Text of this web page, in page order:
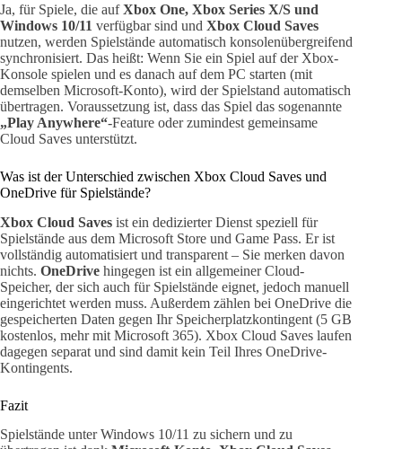
Ja, für Spiele, die aufXbox One, Xbox Series X/S und
Windows 10/11 verfügbar sind und Xbox Cloud Saves
nutzen, werden Spielstände automatisch konsolenübergreifend
synchronisiert. Das heißt: Wenn Sie ein Spiel auf der Xbox-
Konsole spielen und es danach auf dem PC starten (mit
demselben Microsoft-Konto), wird der Spielstand automatisch
übertragen. Voraussetzung ist, dass das Spiel das sogenannte
„Play Anywhere“-Feature oder zumindest gemeinsame
Cloud Saves unterstützt.
Was ist der Unterschied zwischen Xbox Cloud Saves und
OneDrive für Spielstände?
Xbox Cloud Saves ist ein dedizierter Dienst speziell für
Spielstände aus dem Microsoft Store und Game Pass. Er ist
vollständig automatisiert und transparent – Sie merken davon
nichts. OneDrive hingegen ist ein allgemeiner Cloud-
Speicher, der sich auch für Spielstände eignet, jedoch manuell
eingerichtet werden muss. Außerdem zählen bei OneDrive die
gespeicherten Daten gegen Ihr Speicherplatzkontingent (5 GB
kostenlos, mehr mit Microsoft 365). Xbox Cloud Saves laufen
dagegen separat und sind damit kein Teil Ihres OneDrive-
Kontingents.
Fazit
Spielstände unter Windows 10/11 zu sichern und zu